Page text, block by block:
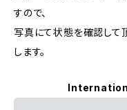
すので、
写真にて状態を確認して
します。